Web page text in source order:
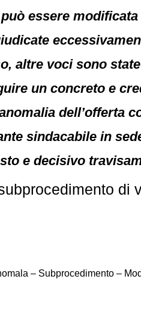
essere
altre voci sono
un concreto e
dell’offerta
sindacabile in
e decisivo
di
– Subprocedimento –